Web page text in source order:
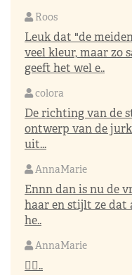
Roos
Leuk dat "de
veel kleur, maar zo
geeft het wel e..
colora
De richting van de
ontwerp van de
uit...
AnnaMarie
Ennn dan is nu de
haar en stijlt ze dat
he..
AnnaMarie
👌🏼..